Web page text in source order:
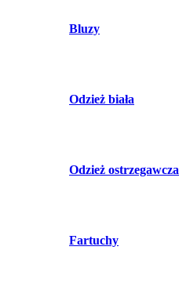
Bluzy
Odzież biała
Odzież ostrzegawcza
Fartuchy